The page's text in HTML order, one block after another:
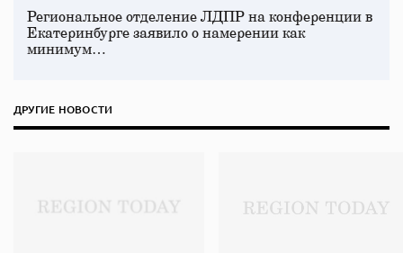
Региональное отделение ЛДПР на конференции в
Екатеринбурге заявило о намерении как
минимум…
ДРУГИЕ НОВОСТИ